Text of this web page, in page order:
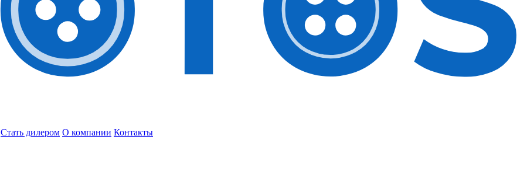
Стать дилером О компании Контакты